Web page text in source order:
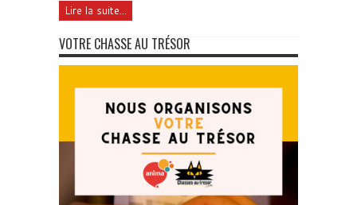
Lire la suite...
VOTRE CHASSE AU TRÉSOR